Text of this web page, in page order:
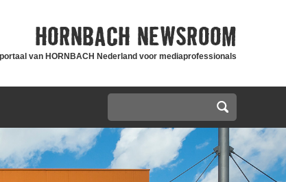
HORNBACH NEWSROOM
van HORNBACH Nederland voor mediaprofessionals